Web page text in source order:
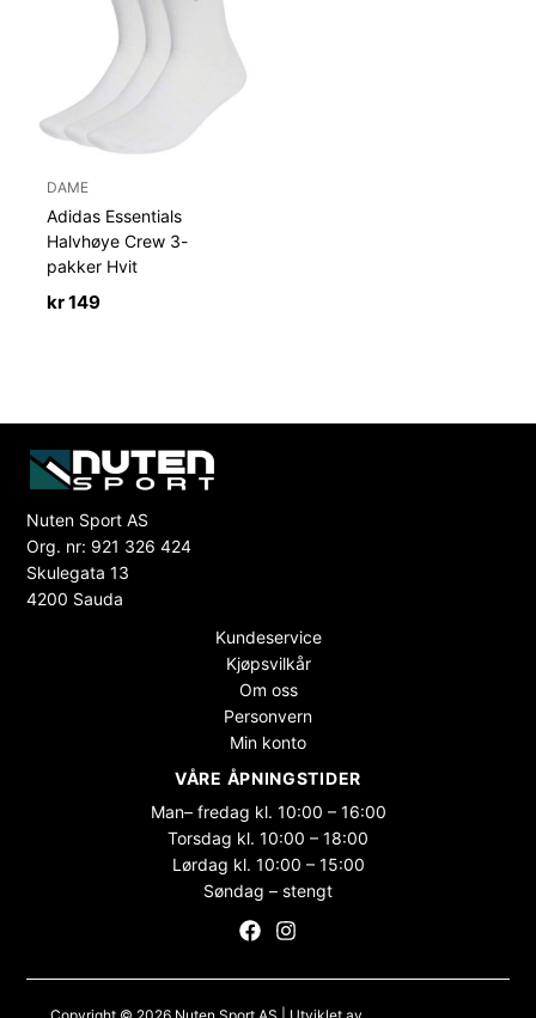
DAME
Adidas Essentials
Halvhøye Crew 3-
pakker Hvit
kr149
Nuten Sport AS
Org. nr: 921 326 424
Skulegata 13
4200 Sauda
Kundeservice
Kjøpsvilkår
Om oss
Personvern
Min konto
VÅRE ÅPNINGSTIDER
Man– fredag kl. 10:00 – 16:00
Torsdag kl. 10:00 – 18:00
Lørdag kl. 10:00 – 15:00
Søndag – stengt